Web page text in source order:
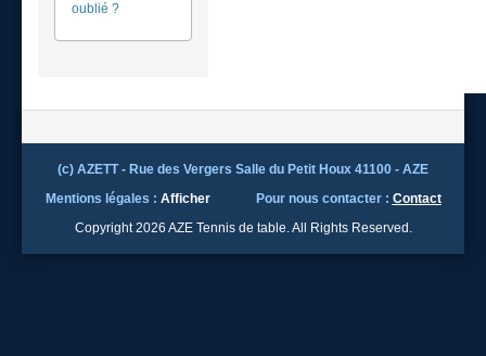
oublié ?
(c) AZETT - Rue des Vergers Salle du Petit Houx 41100 - AZE
Mentions légales : Afficher Pour nous contacter : Contact
Copyright 2026 AZE Tennis de table. All Rights Reserved.